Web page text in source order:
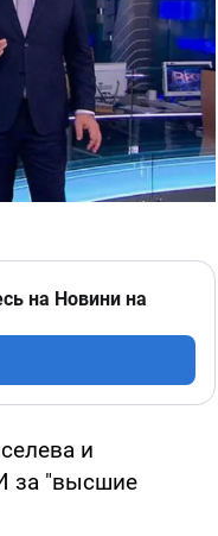
на Новини на
и
за "высшие